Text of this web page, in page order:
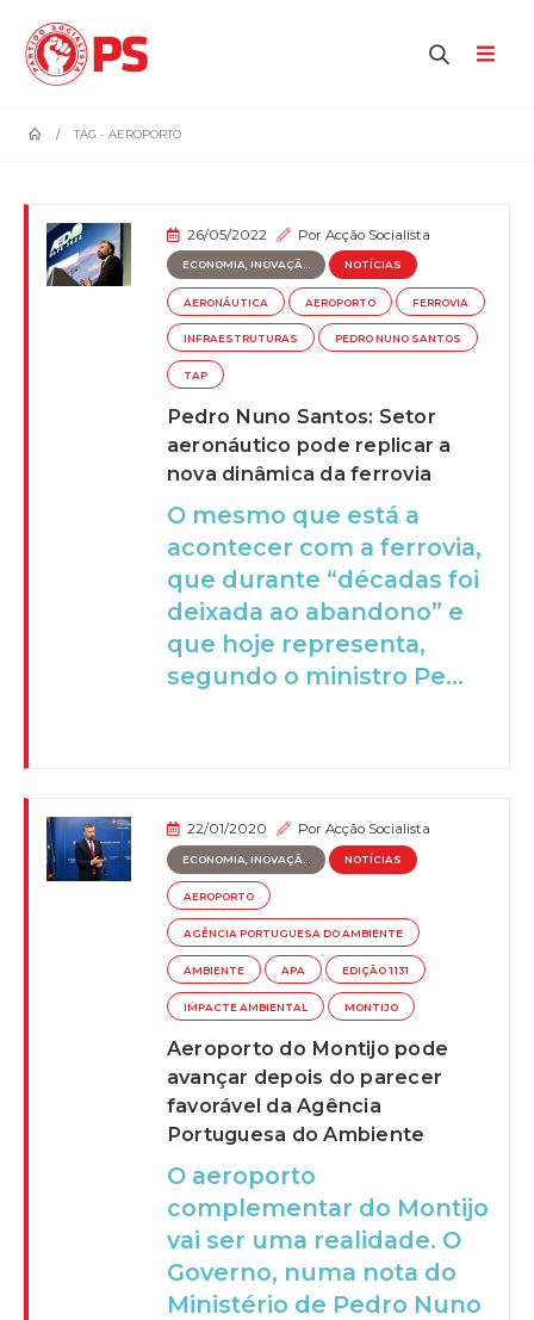
TAG - AEROPORTO
26/05/2022 PorAcção Socialista
ECONOMIA, INOVAÇÃ... NOTÍCIAS
AERONÁUTICA AEROPORTO FERROVIA
INFRAESTRUTURAS PEDRO NUNO SANTOS
TAP
Pedro Nuno Santos: Setor
aeronáutico pode replicar a
nova dinâmica da ferrovia
O mesmo que está a
acontecer com a ferrovia,
que durante “décadas foi
deixada ao abandono” e
que hoje representa,
segundo o ministro Pe...
22/01/2020 PorAcção Socialista
ECONOMIA, INOVAÇÃ... NOTÍCIAS
AEROPORTO
AGÊNCIA PORTUGUESA DO AMBIENTE
AMBIENTE APA EDIÇÃO 1131
IMPACTE AMBIENTAL MONTIJO
Aeroporto do Montijo pode
avançar depois do parecer
favorável da Agência
Portuguesa do Ambiente
O aeroporto
complementar do Montijo
vai ser uma realidade. O
Governo, numa nota do
Ministério de Pedro Nuno